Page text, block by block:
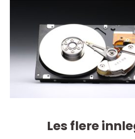
Les flere